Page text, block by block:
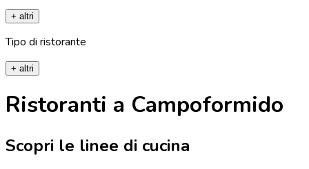
+ altri
Tipo di ristorante
+ altri
Ristoranti a Campoformido
Scopri le linee di cucina